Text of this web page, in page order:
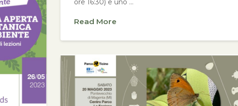
ore 16:30) e uno …
Read More